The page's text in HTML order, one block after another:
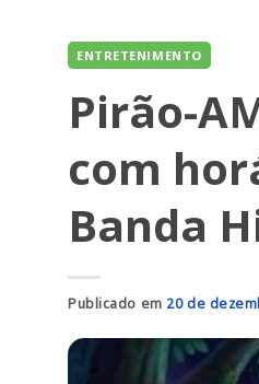
ENTRETENIMENTO
Pirão-
com
Banda
Publicado em 20 de